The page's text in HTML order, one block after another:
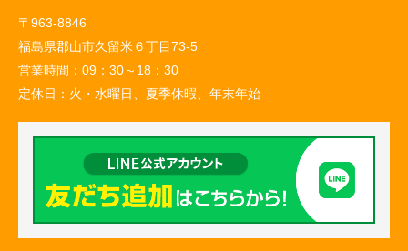
〒963-8846
福島県郡山市久留米６丁目73-5
営業時間： 09：30～18：30
定休日： 火・水曜日、夏季休暇、年末年始